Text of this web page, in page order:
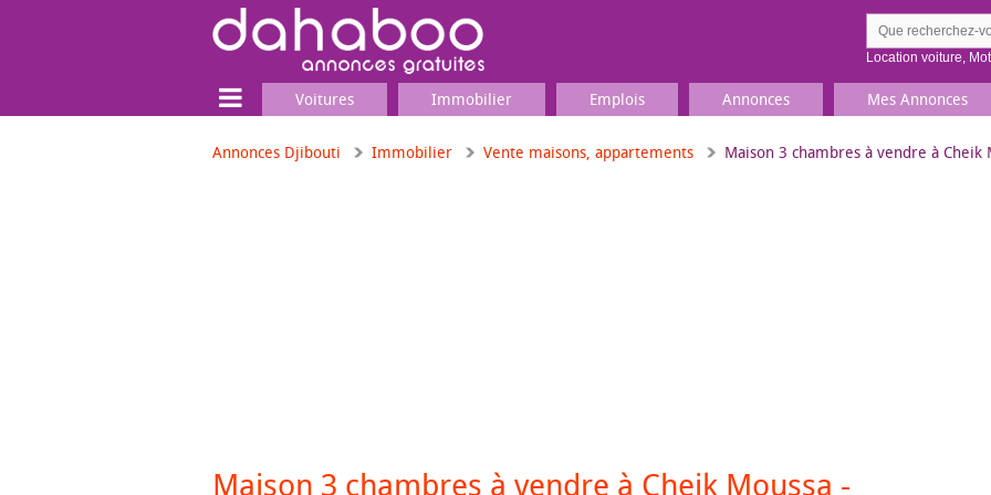
Location voiture,
Voitures Immobilier Emplois Annonces Mes Annonces
Annonces Djibouti Immobilier Vente maisons, appartements Maison 3 chambres à vendre à Cheik
Maison 3 chambres à vendre à Cheik Moussa -